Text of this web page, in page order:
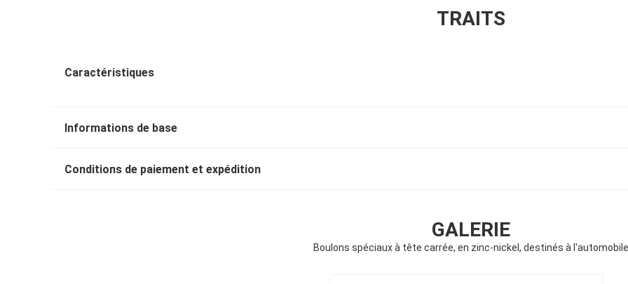
TRAITS
Caractéristiques
Informations de base
Conditions de paiement et expédition
GALERIE
Boulons spéciaux à tête carrée, en zinc-nickel, destinés à l'automobile